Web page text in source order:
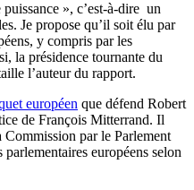
», c’est-à-dire un
Je propose qu’il soit élu par
y compris par les
la présidence tournante du
l’auteur du rapport.
européen que défend Robert
de François Mitterrand. Il
par le Parlement
européens selon